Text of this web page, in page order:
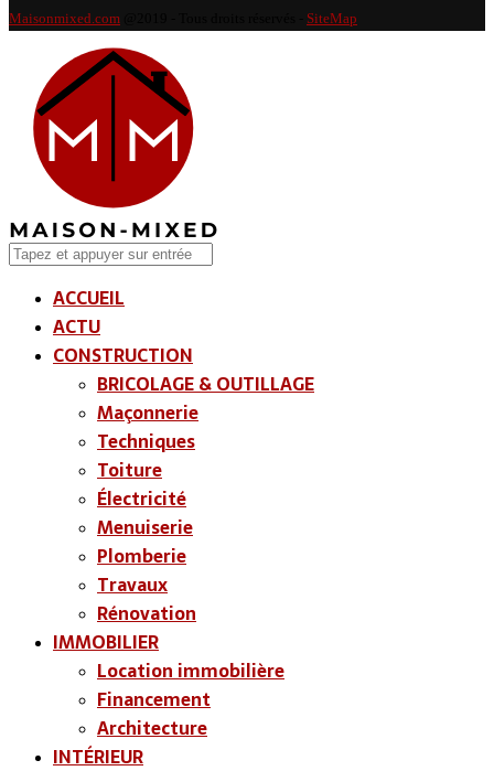
Maisonmixed.com SiteMap
ACCUEIL
ACTU
CONSTRUCTION
BRICOLAGE & OUTILLAGE
Maçonnerie
Techniques
Toiture
Électricité
Menuiserie
Plomberie
Travaux
Rénovation
IMMOBILIER
Location immobilière
Financement
Architecture
INTÉRIEUR